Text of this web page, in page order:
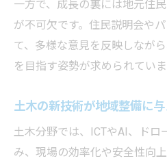
一方で、成長の裏には地元住
が不可欠です。住民説明会や
て、多様な意見を反映しなが
を目指す姿勢が求められていま
土木の新技術が地域整備に
土木分野では、ICTやAI、ドロ
み、現場の効率化や安全性向